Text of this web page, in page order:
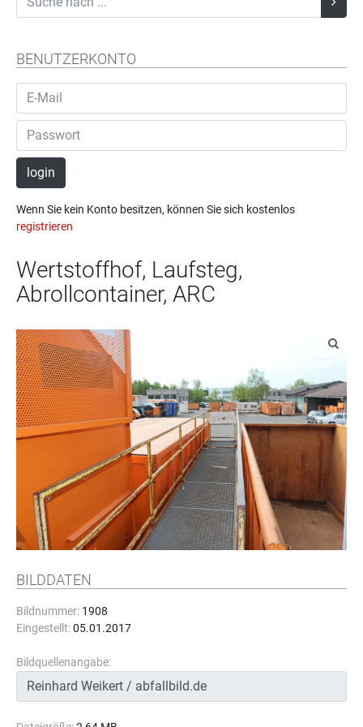
BENUTZERKONTO
login
Wenn Sie kein Konto besitzen, können Sie sich kostenlos
registrieren
Wertstoffhof, Laufsteg,
Abrollcontainer, ARC
BILDDATEN
Bildnummer: 1908
Eingestellt:05.01.2017
Bildquellenangabe: